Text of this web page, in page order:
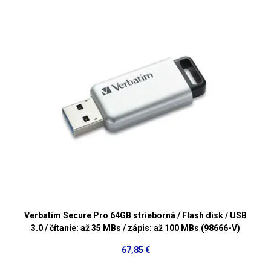
Verbatim Secure Pro 64GB strieborná / Flash disk / USB
3.0 / čítanie: až 35 MBs / zápis: až 100 MBs (98666-V)
67,85 €